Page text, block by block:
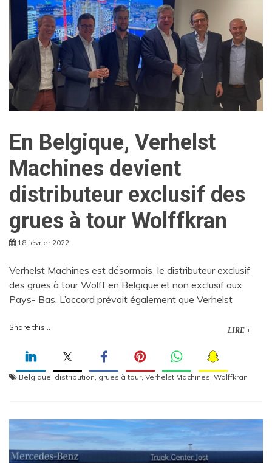
En Belgique, Verhelst
Machines devient
distributeur exclusif des
grues à tour Wolffkran
18 février 2022
Verhelst Machines est désormais le distributeur exclusif
des grues à tour Wolff en Belgique et non exclusif aux
Pays- Bas. L’accord prévoit également que Verhelst
Share this... LIRE +
Belgique, distribution, grues à tour, Verhelst Machines, Wolffkran